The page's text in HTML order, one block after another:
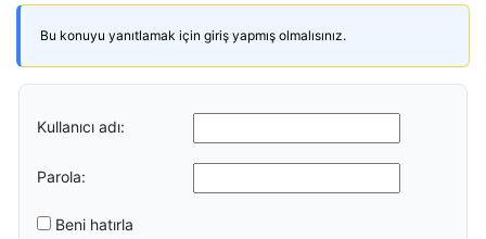
Bu konuyu yanıtlamak için giriş yapmış olmalısınız.
Kullanıcı adı:
Parola:
Beni hatırla